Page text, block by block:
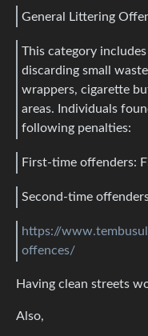
General Littering
This category
discarding small
wrappers, cigarette
areas. Individuals
following penalties:
First-time offenders:
Second-time
https://
offences/
Having clean streets
Also,